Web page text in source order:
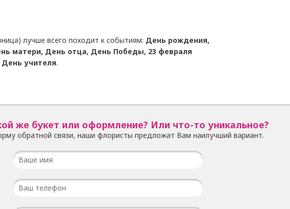
лучше всего походит к событиям: День рождения,
матери, День отца, День Победы, 23 февраля
учителя.
же букет или оформление? Или что-то уникальное?
обратной связи, наши флористы предложат Вам наилучший вариант.